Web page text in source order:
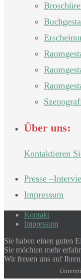
Über uns:
Kontaktieren
Presse
Impressum
Kontakt
Impressum
Sie haben einen guten
Sie möchten mehr
Wir freuen uns auf